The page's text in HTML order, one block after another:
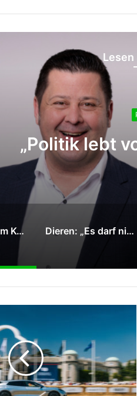
„Es darf
ob
Dieren: „Es darf nicht vom Glück beim Chef abhängen, ob Beschäftigte pünktlich Feierabend machen können.“ Bundesregierung: Roadmaps der Hightech Agenda Deutschland starten in die Umsetzung mit Wirtschaft, Wissenschaft und Ländern